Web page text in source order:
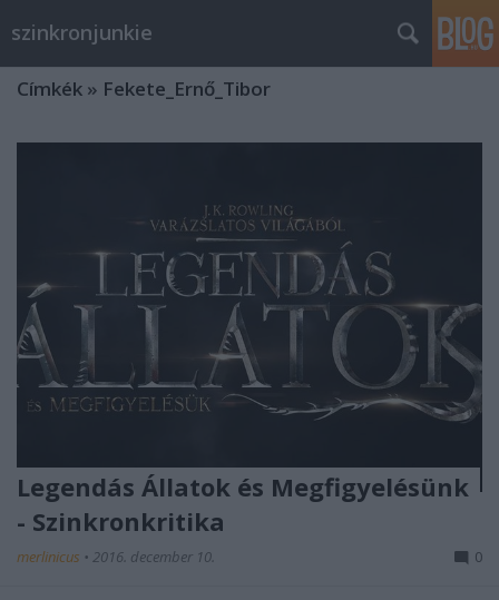
szinkronjunkie
Címkék » Fekete_Ernő_Tibor
Legendás Állatok és Megfigyelésünk
- Szinkronkritika
merlinicus • 2016. december 10. 0